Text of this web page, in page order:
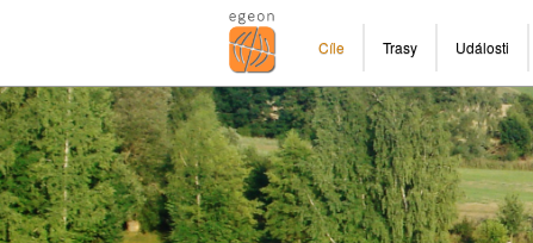
Cíle Trasy Události